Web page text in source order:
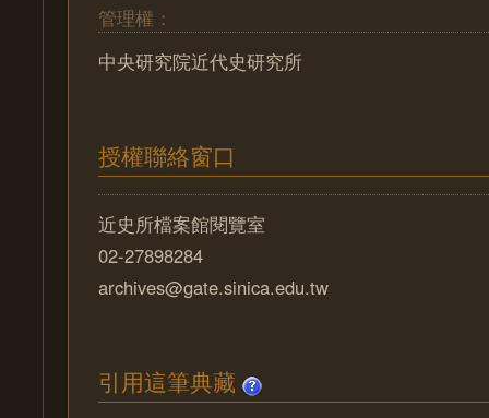
管理權：
中央研究院近代史研究所
授權聯絡窗口
近史所檔案館閱覽室
02-27898284
archives@gate.sinica.edu.tw
引用這筆典藏